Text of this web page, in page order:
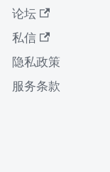
论坛
私信
隐私政策
服务条款